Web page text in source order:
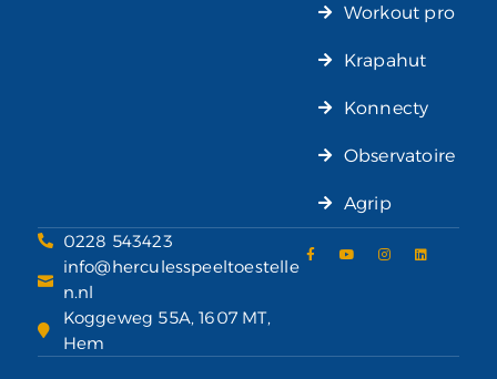
Workout pro
Krapahut
Konnecty
Observatoire
Agrip
0228 543423
info@herculesspeeltoestelle
n.nl
Koggeweg 55A, 1607 MT,
Hem